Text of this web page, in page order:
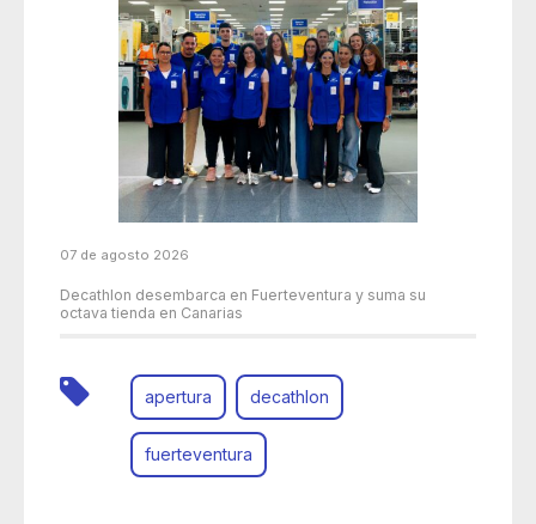
07 de agosto 2026
Decathlon desembarca en Fuerteventura y suma su
octava tienda en Canarias
apertura decathlon
fuerteventura